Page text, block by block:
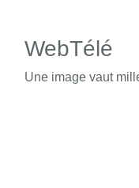
WebTélé
Une image vaut